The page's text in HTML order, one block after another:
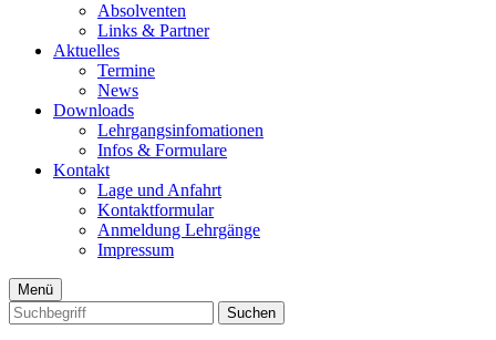
Absolventen
Links & Partner
Aktuelles
Termine
News
Downloads
Lehrgangsinfomationen
Infos & Formulare
Kontakt
Lage und Anfahrt
Kontaktformular
Anmeldung Lehrgänge
Impressum
Menü
Suchen